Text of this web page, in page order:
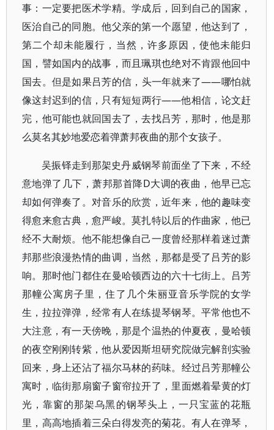
事：一定要把医术学精。学成后，回到自己的国家，
医治自己的同胞。他父亲的第一个愿望，他达到了，
第二个却未能履行，当然，许多原因，使他未能归
国，譬如国内的战事，而且珮琪也绝对不肯跟他回中
国去。但是如果吕芳的信，头一年就来了——哪怕就
像这封迟到的信，只有短短两行——他相信，论文赶
完，他可能也就回国去了，去找吕芳，那时，他是那
么莫名其妙地爱恋着弹萧邦夜曲的那个女孩子。
吴振铎走到那架史丹威钢琴前面坐了下来，不经
意地弹了几下，萧邦那首降D大调的夜曲，他早已忘
却如何弹奏了。对音乐的欣赏，近年来，他的趣味变
得愈来愈古典，愈严峻。莫扎特以后的作曲家，他已
经不大耐烦。他不能想像自己一度曾经那样着迷过萧
邦那些浪漫热情的曲调，当然，那都是受了吕芳的影
响。那时他门都住在曼哈顿西边的六十七街上。吕芳
那幢公寓房子里，住了几个朱丽亚音乐学院的女学
生，拉拉弹弹，经常有人在练提琴钢琴。平常他也不
大注意，有一天傍晚，那是个温热的仲夏夜，曼哈顿
的夜空刚刚转紫，他从爱因斯坦研究院做完解剖实验
回来，身上还沾了福尔马林的药味。经过吕芳那幢公
寓时，临街那扇窗子窗帘拉开了，里面燃着晕黄的灯
光，靠窗的那架乌黑的钢琴头上，一只宝蓝的花瓶
里，高高地插着三朵白得发亮的菊花。有人在弹琴，